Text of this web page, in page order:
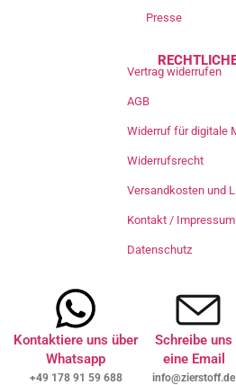
Presse
Vertrag widerrufen
AGB
Widerruf für digitale
Widerrufsrecht
Versandkosten und
Kontakt / Impressum
Datenschutz
Kontaktiere uns über
Whatsapp
+49 178 91 59 688
Schreibe uns
eine Email
info@zierstoff.de